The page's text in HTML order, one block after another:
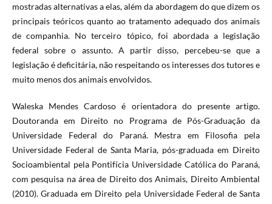
mostradas alternativas a elas, além da abordagem do que dizem os
principais teóricos quanto ao tratamento adequado dos animais
de companhia. No terceiro tópico, foi abordada a legislação
federal sobre o assunto. A partir disso, percebeu-se que a
legislação é deficitária, não respeitando os interesses dos tutores e
muito menos dos animais envolvidos.
Waleska Mendes Cardoso é orientadora do presente artigo.
Doutoranda em Direito no Programa de Pós-Graduação da
Universidade Federal do Paraná. Mestra em Filosofia pela
Universidade Federal de Santa Maria, pós-graduada em Direito
Socioambiental pela Pontifícia Universidade Católica do Paraná,
com pesquisa na área de Direito dos Animais, Direito Ambiental
(2010). Graduada em Direito pela Universidade Federal de Santa